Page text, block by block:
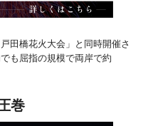
田橋花火大会」と同時開催さ
も屈指の規模で両岸で約
巻